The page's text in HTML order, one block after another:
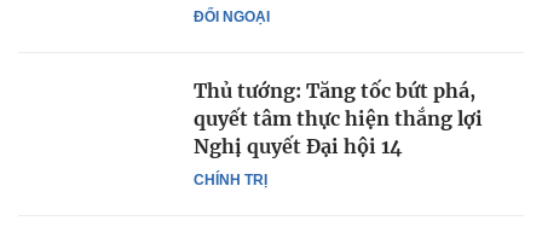
ĐỐI NGOẠI
CHÍNH TRỊ
Thủ tướng: Tăng tốc bứt phá,
quyết tâm thực hiện thắng lợi
Nghị quyết Đại hội 14